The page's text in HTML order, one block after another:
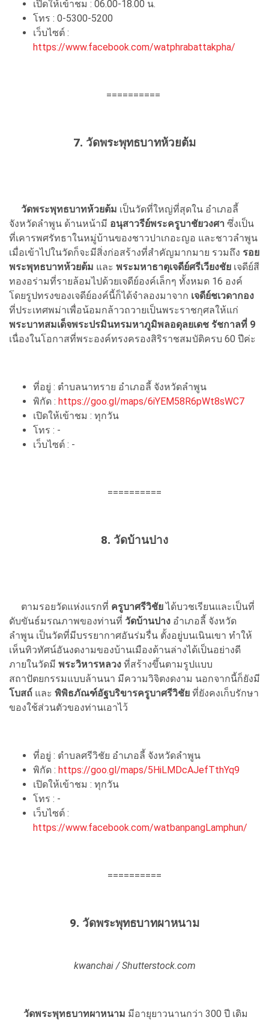
เปิดให้เข้าชม : 06.00-18.00 น.
โทร : 0-5300-5200
เว็บไซต์ :
https://www.facebook.com/watphrabattakpha/
==========
7. วัดพระพุทธบาทห้วยต้ม
วัดพระพุทธบาทห้วยต้ม เป็นวัดที่ใหญ่ที่สุดใน อำเภอลี้
จังหวัดลำพูน ด้านหน้ามี อนุสาวรีย์พระครูบาชัยวงศา ซึ่งเป็น
ที่เคารพศรัทธาในหมู่บ้านของชาวปาเกอะญอ และชาวลำพูน
เมื่อเข้าไปในวัดก็จะมีสิ่งก่อสร้างที่สำคัญมากมาย รวมถึง รอย
พระพุทธบาทห้วยต้ม และ พระมหาธาตุเจดีย์ศรีเวียงชัย เจดีย์สี
ทองอร่ามที่รายล้อมไปด้วยเจดีย์องค์เล็กๆ ทั้งหมด 16 องค์
โดยรูปทรงของเจดีย์องค์นี้ก็ได้จำลองมาจาก เจดีย์ชเวดากอง
ที่ประเทศพม่าเพื่อน้อมกล้าวถวายเป็นพระราชกุศลให้แก่
พระบาทสมเด็จพระปรมินทรมหาภูมิพลอดุลยเดช รัชกาลที่ 9
เนื่องในโอกาสที่พระองค์ทรงครองสิริราชสมบัติครบ 60 ปีค่ะ
ที่อยู่ : ตำบลนาทราย อำเภอลี้ จังหวัดลำพูน
พิกัด : https://goo.gl/maps/6iYEM58R6pWt8sWC7
เปิดให้เข้าชม : ทุกวัน
โทร : -
เว็บไซต์ : -
==========
8. วัดบ้านปาง
ตามรอยวัดแห่งแรกที่ ครูบาศรีวิชัยได้บวชเรียนและเป็นที่
ดับขันธ์มรณภาพของท่านที่ วัดบ้านปาง อำเภอลี้ จังหวัด
ลำพูน เป็นวัดที่มีบรรยากาศอันร่มรื่น ตั้งอยู่บนเนินเขา ทำให้
เห็นทิวทัศน์อันงดงามของบ้านเมืองด้านล่างได้เป็นอย่างดี
ภายในวัดมี พระวิหารหลวง ที่สร้างขึ้นตามรูปแบบ
สถาปัตยกรรมแบบล้านนา มีความวิจิตงดงาม นอกจากนี้ก็ยังมี
โบสถ์ และ พิพิธภัณฑ์อัฐบริขารครูบาศรีวิชัย ที่ยังคงเก็บรักษา
ของใช้ส่วนตัวของท่านเอาไว้
ที่อยู่ : ตำบลศรีวิชัย อำเภอลี้ จังหวัดลำพูน
พิกัด : https://goo.gl/maps/5HiLMDcAJefTthYq9
เปิดให้เข้าชม : ทุกวัน
โทร : -
เว็บไซต์ :
https://www.facebook.com/watbanpangLamphun/
==========
9. วัดพระพุทธบาทผาหนาม
kwanchai / Shutterstock.com
วัดพระพุทธบาทผาหนาม มีอายุยาวนานกว่า 300 ปี เดิม